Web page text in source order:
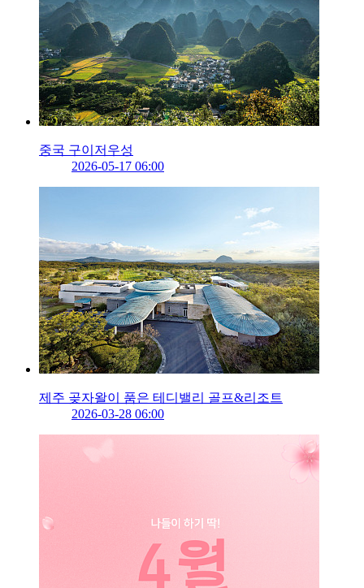
중국 구이저우성
2026-05-17 06:00
제주 곶자왈이 품은 테디밸리 골프&리조트
2026-03-28 06:00